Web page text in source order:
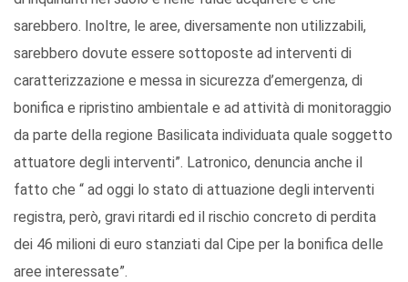
sarebbero. Inoltre, le aree, diversamente non utilizzabili,
sarebbero dovute essere sottoposte ad interventi di
caratterizzazione e messa in sicurezza d’emergenza, di
bonifica e ripristino ambientale e ad attività di monitoraggio
da parte della regione Basilicata individuata quale soggetto
attuatore degli interventi”. Latronico, denuncia anche il
fatto che “ ad oggi lo stato di attuazione degli interventi
registra, però, gravi ritardi ed il rischio concreto di perdita
dei 46 milioni di euro stanziati dal Cipe per la bonifica delle
aree interessate”.